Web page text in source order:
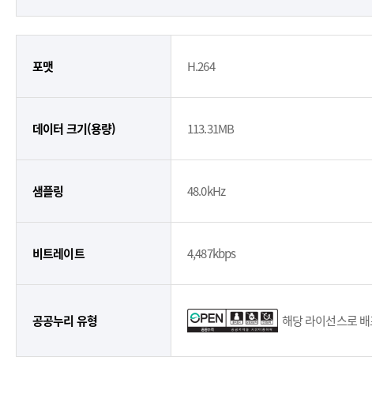
포맷 H.264
데이터 크기(용량) 113.31MB
샘플링 48.0kHz
비트레이트 4,487kbps
공공누리 유형 해당 라이선스로